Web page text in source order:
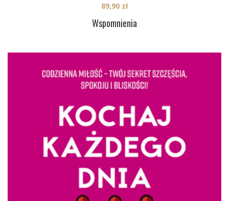
Wspomnienia
89,90 zł